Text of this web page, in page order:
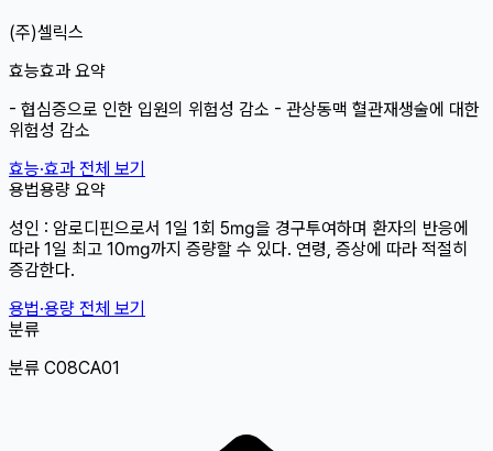
(주)셀릭스
효능효과 요약
- 협심증으로 인한 입원의 위험성 감소 - 관상동맥 혈관재생술에 대한
위험성 감소
효능·효과 전체 보기
용법용량 요약
성인 : 암로디핀으로서 1일 1회 5㎎을 경구투여하며 환자의 반응에
따라 1일 최고 10㎎까지 증량할 수 있다. 연령, 증상에 따라 적절히
증감한다.
용법·용량 전체 보기
분류
분류 C08CA01